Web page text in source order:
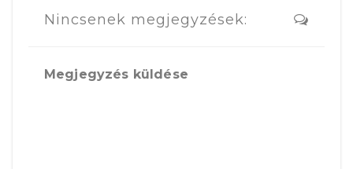
Nincsenek megjegyzések:
Megjegyzés küldése